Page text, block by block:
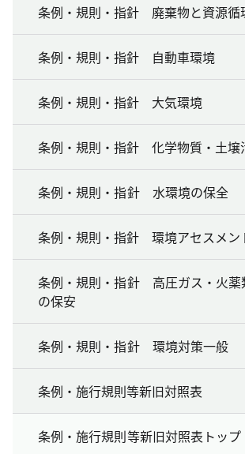
条例・規則・指針 廃棄物と資源循
条例・規則・指針 自動車環境
条例・規則・指針 大気環境
条例・規則・指針 化学物質・土壌
条例・規則・指針 水環境の保全
条例・規則・指針 環境アセスメン
条例・規則・指針 高圧ガス・火薬
の保安
条例・規則・指針 環境対策一般
条例・施行規則等新旧対照表
条例・施行規則等新旧対照表トップ